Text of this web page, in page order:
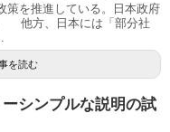
を推進している。日本政府
他方、日本には「部分社
を読む
ーシンプルな説明の試